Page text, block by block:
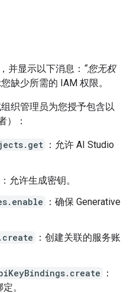
并显示以下消息： “您无权
您缺少所需的 IAM 权限。
织管理员为您授予包含以
）：
：允许 AI Studio
：允许生成密钥。
：确保 Generative
：创建关联的服务账
：
。